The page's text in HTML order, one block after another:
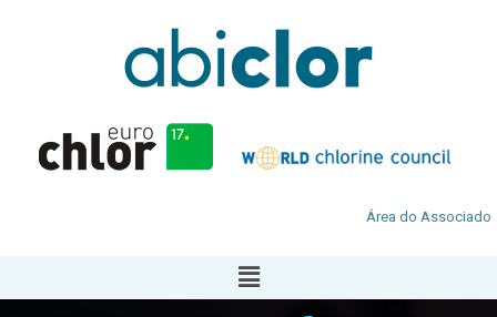
Área do Associado